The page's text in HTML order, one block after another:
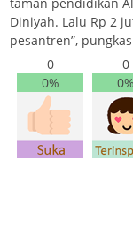
Diniyah. Lalu Rp 2
pesantren”,
0
0%
0
0%